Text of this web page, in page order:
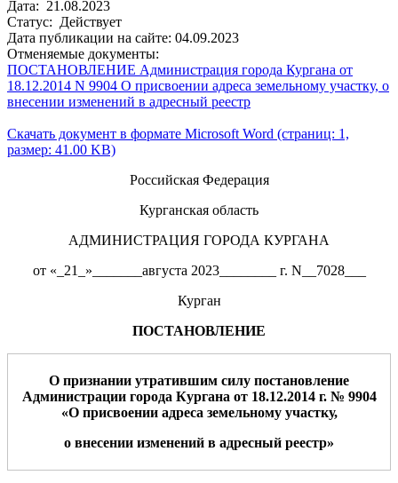
Дата: 21.08.2023
Статус: Действует
Дата публикации на сайте: 04.09.2023
Отменяемые документы:
ПОСТАНОВЛЕНИЕ Администрация города Кургана от
18.12.2014 N 9904 О присвоении адреса земельному участку, о
внесении изменений в адресный реестр
Скачать документ в формате Microsoft Word (страниц: 1,
размер: 41.00 KB)
Российская Федерация
Курганская область
АДМИНИСТРАЦИЯ ГОРОДА КУРГАНА
от «_21_»_______августа 2023________ г. N__7028___
Курган
ПОСТАНОВЛЕНИЕ
О признании утратившим силу постановление
Администрации города Кургана от 18.12.2014 г. № 9904
«О присвоении адреса земельному участку,
о внесении изменений в адресный реестр»